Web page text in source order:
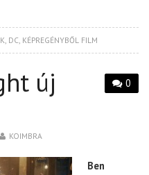
DC KÉPREGÉNYBŐL FILM
0
új
KOIMBRA
Ben